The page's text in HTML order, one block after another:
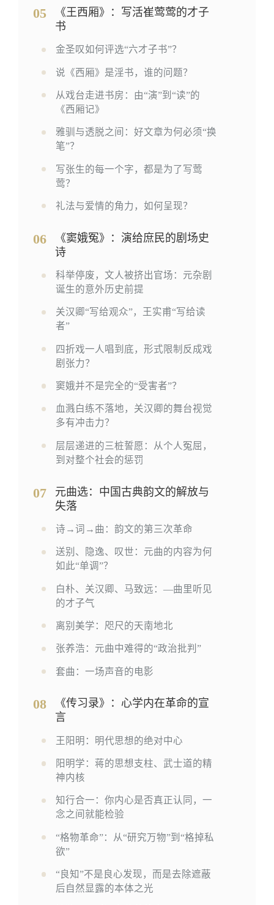
05
《王西厢》：写活崔莺莺的才子
书
金圣叹如何评选“六才子书”？
说《西厢》是淫书，谁的问题？
从戏台走进书房：由“演”到“读”的
《西厢记》
雅驯与透脱之间：好文章为何必须“换
笔”？
写张生的每一个字，都是为了写莺
莺？
礼法与爱情的角力，如何呈现？
06
《窦娥冤》：演给庶民的剧场史
诗
科举停废，文人被挤出官场：元杂剧
诞生的意外历史前提
关汉卿“写给观众”，王实甫“写给读
者”
四折戏一人唱到底，形式限制反成戏
剧张力？
窦娥并不是完全的“受害者”？
血溅白练不落地，关汉卿的舞台视觉
多有冲击力？
层层递进的三桩誓愿：从个人冤屈，
到对整个社会的惩罚
07
元曲选：中国古典韵文的解放与
失落
诗→词→曲：韵文的第三次革命
送别、隐逸、叹世：元曲的内容为何
如此“单调”？
白朴、关汉卿、马致远：—曲里听见
的才子气
离别美学：咫尺的天南地北
张养浩：元曲中难得的“政治批判”
套曲：一场声音的电影
08
《传习录》：心学内在革命的宣
言
王阳明：明代思想的绝对中心
阳明学：蒋的思想支柱、武士道的精
神内核
知行合一：你内心是否真正认同，一
念之间就能检验
“格物革命”：从“研究万物”到“格掉私
欲”
“良知”不是良心发现，而是去除遮蔽
后自然显露的本体之光